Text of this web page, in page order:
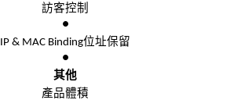
訪客控制
●
IP & MAC Binding位址保留
●
其他
產品體積